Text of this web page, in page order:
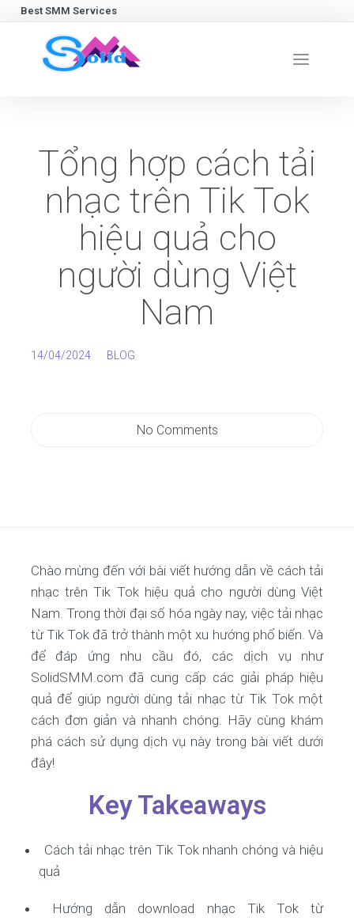
Best SMM Services
Tổng hợp cách tải
nhạc trên Tik Tok
hiệu quả cho
người dùng Việt
Nam
14/04/2024 BLOG
No Comments
Chào mừng đến với bài viết hướng dẫn về cách tải
nhạc trên Tik Tok hiệu quả cho người dùng Việt
Nam. Trong thời đại số hóa ngày nay, việc tải nhạc
từ Tik Tok đã trở thành một xu hướng phổ biến. Và
để đáp ứng nhu cầu đó, các dịch vụ như
SolidSMM.com đã cung cấp các giải pháp hiệu
quả để giúp người dùng tải nhạc từ Tik Tok một
cách đơn giản và nhanh chóng. Hãy cùng khám
phá cách sử dụng dịch vụ này trong bài viết dưới
đây!
Key Takeaways
Cách tải nhạc trên Tik Tok nhanh chóng và hiệu
quả
Hướng dẫn download nhạc Tik Tok từ